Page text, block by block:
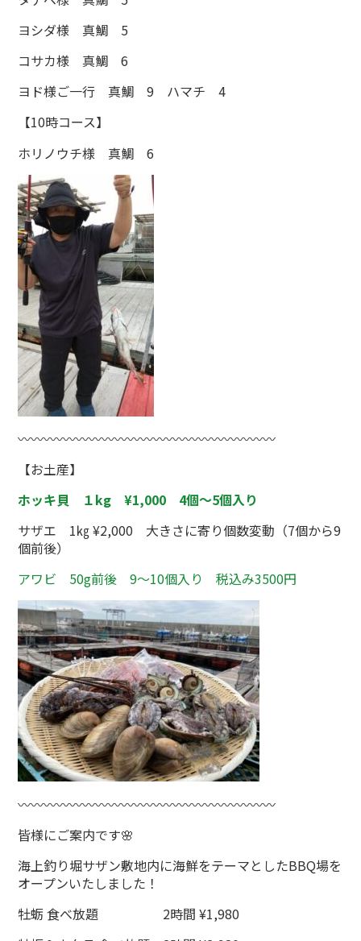
ヨシダ様 真鯛 5
コサカ様 真鯛 6
ヨド様ご一行 真鯛 9 ハマチ 4
【10時コース】
ホリノウチ様 真鯛 6
〰〰〰〰〰〰〰〰〰〰〰〰〰〰〰〰〰〰〰〰
【お土産】
ホッキ貝
１kg ¥1,000 4個～5個入り
サザエ 1㎏ ¥2,000 大きさに寄り個数変動（7個から9
個前後）
アワビ 50g前後 9～10個入り 税込み3500円
〰〰〰〰〰〰〰〰〰〰〰〰〰〰〰〰〰〰〰〰
皆様にご案内です🌸
海上釣り堀サザン敷地内に海鮮をテーマとしたBBQ場を
オープンいたしました！
牡蛎 食べ放題 2時間 ¥1,980